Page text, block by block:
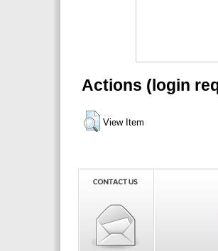
Actions (login
View Item